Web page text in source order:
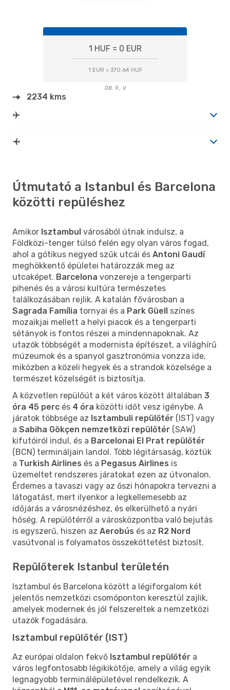
1 HUF = 0 EUR
1 EUR = 370.64 HUF
08. 9., V
2234 kms
Útmutató a Istanbul és Barcelona
közötti repüléshez
Amikor Isztambul városából útnak indulsz, a
Földközi-tenger túlsó felén egy olyan város fogad,
ahol a gótikus negyed szűk utcái és Antoni Gaudí
meghökkentő épületei határozzák meg az
utcaképet. Barcelona vonzereje a tengerparti
pihenés és a városi kultúra természetes
találkozásában rejlik. A katalán fővárosban a
Sagrada Família tornyai és a Park Güell színes
mozaikjai mellett a helyi piacok és a tengerparti
sétányok is fontos részei a mindennapoknak. Az
utazók többségét a modernista építészet, a világhírű
múzeumok és a spanyol gasztronómia vonzza ide,
miközben a közeli hegyek és a strandok közelsége a
természet közelségét is biztosítja.
A közvetlen repülőút a két város között általában 3
óra 45 perc és 4 óra közötti időt vesz igénybe. A
járatok többsége az Isztambuli repülőtér (IST) vagy
a Sabiha Gökçen nemzetközi repülőtér (SAW)
kifutóiról indul, és a Barcelonai El Prat repülőtér
(BCN) termináljain landol. Több légitársaság, köztük
a Turkish Airlines és a Pegasus Airlines is
üzemeltet rendszeres járatokat ezen az útvonalon.
Érdemes a tavaszi vagy az őszi hónapokra tervezni a
látogatást, mert ilyenkor a legkellemesebb az
időjárás a városnézéshez, és elkerülhető a nyári
hőség. A repülőtérről a városközpontba való bejutás
is egyszerű, hiszen az Aerobús és az R2 Nord
vasútvonal is folyamatos összeköttetést biztosít.
Repülőterek Istanbul területén
Isztambul és Barcelona között a légiforgalom két
jelentős nemzetközi csomóponton keresztül zajlik,
amelyek modernek és jól felszereltek a nemzetközi
utazók fogadására.
Isztambul repülőtér (IST)
Az európai oldalon fekvő Isztambul repülőtér a
város legfontosabb légikikötője, amely a világ egyik
legnagyobb terminálépületével rendelkezik. A